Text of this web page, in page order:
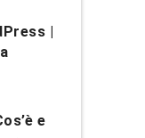
|
e